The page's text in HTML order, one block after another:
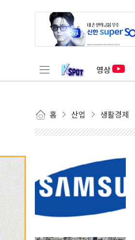
영상
홈 산업 생활경제